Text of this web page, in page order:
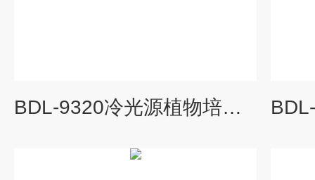
BDL-9320冷光源植物培养箱厂家